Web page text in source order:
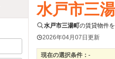
水戸市三
水戸市三湯町の賃貸物件
2026年04月07日更新
現在の選択条件： -